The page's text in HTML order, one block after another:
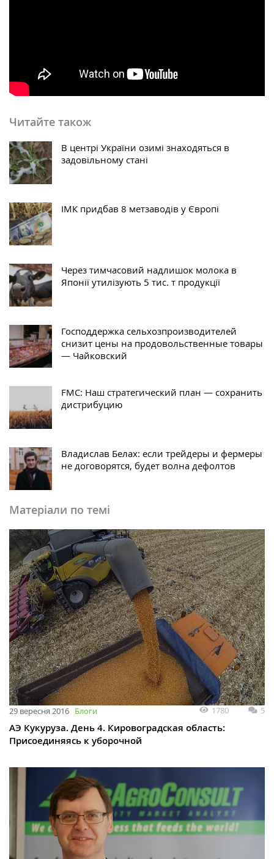
Читайте також
В центрі України озимі знаходяться в
задовільному стані
ІМК придбав 8 метзаводів у Європі
Через тимчасовий надлишок молока в
Японії утилізують 5 тис. т продукції
Господдержка сельхозпроизводителей
снизит цены на продовольственные товары
— Чайковский
FMC: Наш стратегический план — сохранить
дистрибуцию
Владислав Белах: если трейдеры и фермеры
не договорятся, будет волна дефолтов
Матеріали по темі
29 вересня 2016 Блоги 1780 5
АЭ Кукуруза. День 4. Кировоградская область:
Присоединяясь к уборочной